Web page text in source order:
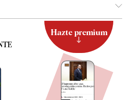
Hazte premium